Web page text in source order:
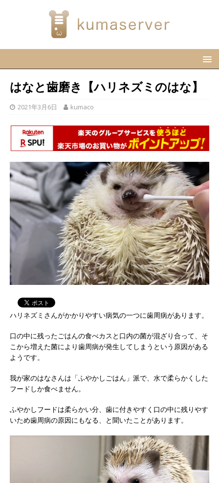
はなと歯磨き【ハリネズミのはな】
2021年3月6日 kumaco
ハリネズミさんがかかりやすい病気の一つに歯周病があります。
口の中に残ったごはんの食べカスと口内の菌が混ざり合って、そ
こから増えた菌により歯周病が発生してしまうという原因がある
ようです。
我が家のはなさんは「ふやかしごはん」派で、水で柔らかくした
フードしか食べません。
ふやかしフードは柔らかい分、歯に付きやすく口の中に残りやす
いため歯周病の原因にもなる、と聞いたことがあります。